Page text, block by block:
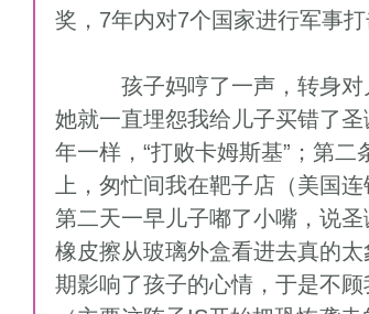
奖，7年内对7个国家进行军事
她就一直埋怨我给儿子买错了
年一样，“打败卡姆斯基”；第
上，匆忙间我在靶子店（美国
第二天一早儿子嘟了小嘴，说
橡皮擦从玻璃外盒看进去真的
期影响了孩子的心情，于是不